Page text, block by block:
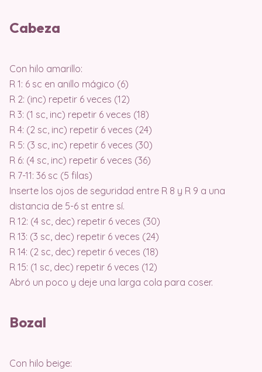
Cabeza
Con hilo amarillo:
R 1: 6 sc en anillo mágico (6)
R 2: (inc) repetir 6 veces (12)
R 3: (1 sc, inc) repetir 6 veces (18)
R 4: (2 sc, inc) repetir 6 veces (24)
R 5: (3 sc, inc) repetir 6 veces (30)
R 6: (4 sc, inc) repetir 6 veces (36)
R 7-11: 36 sc (5 filas)
Inserte los ojos de seguridad entre R 8 y R 9 a una
distancia de 5-6 st entre sí.
R 12: (4 sc, dec) repetir 6 veces (30)
R 13: (3 sc, dec) repetir 6 veces (24)
R 14: (2 sc, dec) repetir 6 veces (18)
R 15: (1 sc, dec) repetir 6 veces (12)
Abró un poco y deje una larga cola para coser.
Bozal
Con hilo beige: